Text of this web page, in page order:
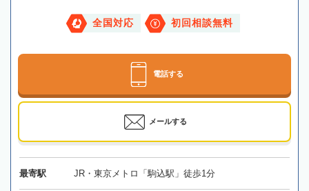
全国対応 初回相談無料
電話する
メールする
最寄駅 JR・東京メトロ「駒込駅」徒歩1分